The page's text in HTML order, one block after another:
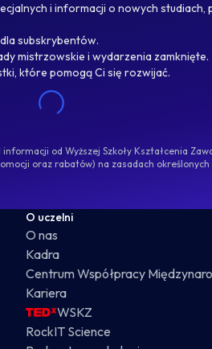
i informacji o nowych studiach,
subskrybentów.
mistrzowskie i wydarzenia zamknięte.
które pomogą Ci się rozwijać.
od Wyższej Szkoły Kształcenia
oraz rabatów) na zasadach określonych
O uczelni
O nas
Kadra
Centrum Współpracy
Kariera
WSKZ
RockIT Science